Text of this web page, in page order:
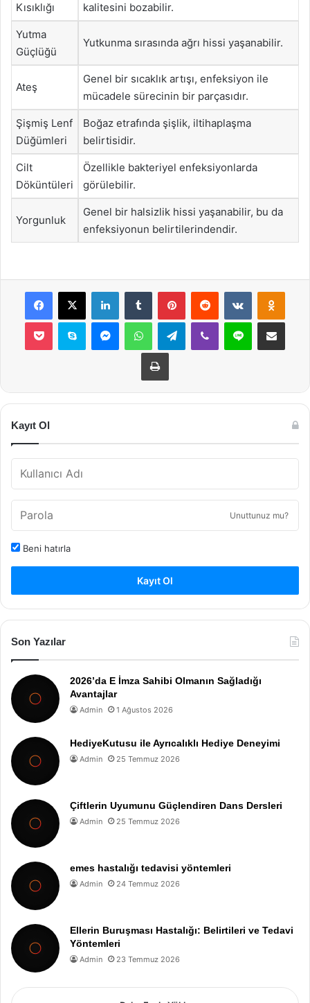
Kısıklığı
kalitesini bozabilir.
Yutma
Güçlüğü
Yutkunma sırasında ağrı hissi yaşanabilir.
Ateş
Genel bir sıcaklık artışı, enfeksiyon ile
mücadele sürecinin bir parçasıdır.
Şişmiş Lenf
Düğümleri
Boğaz etrafında şişlik, iltihaplaşma
belirtisidir.
Cilt
Döküntüleri
Özellikle bakteriyel enfeksiyonlarda
görülebilir.
Yorgunluk
Genel bir halsizlik hissi yaşanabilir, bu da
enfeksiyonun belirtilerindendir.
Facebook
X LinkedInTumblr PinterestReddit VKontakte
Pocket Skype MessengerWhatsAppTelegramViber Line E-Posta ile
Yazdır
Kayıt Ol
Unuttunuz mu?
Beni hatırla
Kayıt Ol
Son Yazılar
2026’da E İmza Sahibi Olmanın Sağladığı
Avantajlar
Admin 1 Ağustos 2026
HediyeKutusu ile Ayrıcalıklı Hediye Deneyimi
Admin 25 Temmuz 2026
Çiftlerin Uyumunu Güçlendiren Dans Dersleri
Admin 25 Temmuz 2026
emes hastalığı tedavisi yöntemleri
Admin 24 Temmuz 2026
Ellerin Buruşması Hastalığı: Belirtileri ve Tedavi
Yöntemleri
Admin 23 Temmuz 2026